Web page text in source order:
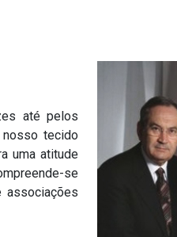
até pelos
tecido
uma atitude
se
associações